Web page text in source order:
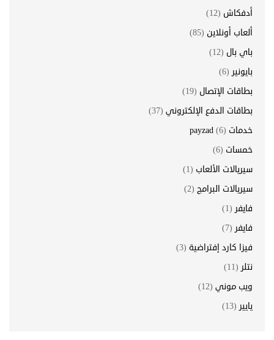
أدفكاش (12)
ألعاب أونلاين (85)
باي بال (12)
بايونير (6)
بطاقات الإتصال (19)
بطاقات الدفع الإلكتروني (37)
خدمات payzad (6)
خمسات (6)
سيريالات الألعاب (1)
سيريالات البرامج (2)
فايفر (1)
فايفر (7)
فيزا كارد إفتراضية (3)
نتلر (11)
ويب موني (12)
يايير (13)